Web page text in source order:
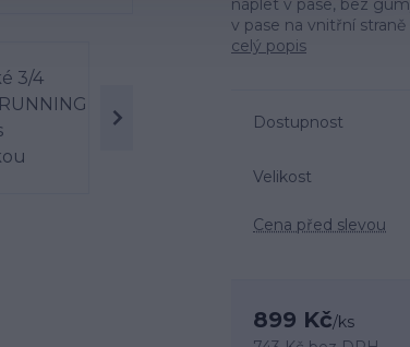
náplet v pase, bez
v pase na vnitřní
celý popis
Dostupnost
Velikost
Cena před slevou
899 Kč/ks